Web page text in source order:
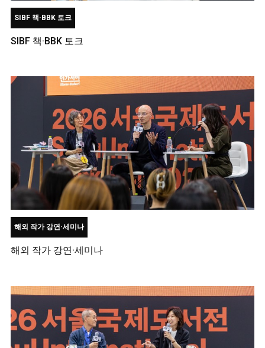
SIBF 책·BBK 토크
SIBF 책·BBK 토크
해외 작가 강연·세미나
해외 작가 강연·세미나